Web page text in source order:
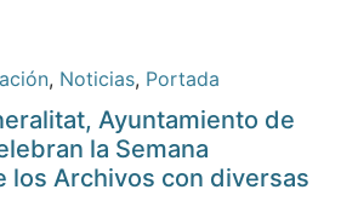
, Noticias, Portada
Ayuntamiento de
la Semana
los Archivos con diversas